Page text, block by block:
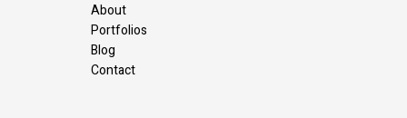
About
Portfolios
Blog
Contact